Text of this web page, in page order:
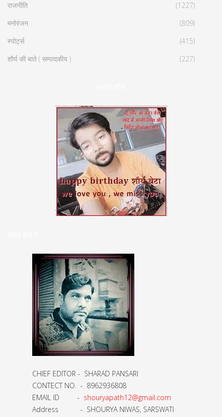
राजनीति
(1227)
मनोरंजन
(809)
स्पोर्ट्स
(415)
शौर्य की बाते ( सम्पादकीय )
(227)
CHIEF EDITOR - SHARAD PANSARI
CONTECT NO. - 8962936808
EMAIL ID - shouryapath12@gmail.com
Address - SHOURYA NIWAS, SARSWATI